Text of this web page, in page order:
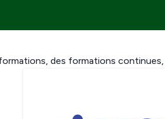
des formations